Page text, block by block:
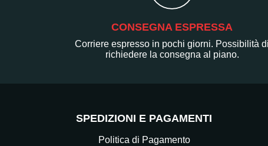
CONSEGNA ESPRESSA
Corriere espresso in pochi giorni. Possibilità di
richiedere la consegna al piano.
SPEDIZIONI E PAGAMENTI
Politica di Pagamento